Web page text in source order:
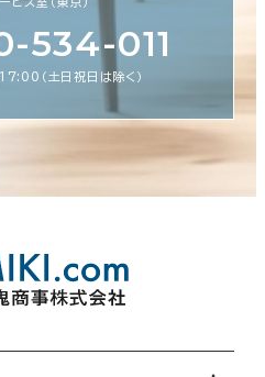
534-011
（土日祝日は除く）